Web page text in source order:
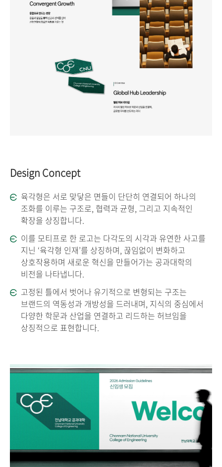
Design Concept
육각형은 서로 맞닿은 면들이 단단히 연결되어 하나의
조화를 이루는 구조로, 협력과 균형, 그리고 지속적인
확장을 상징합니다.
이를 모티프로 한 로고는 다각도의 시각과 유연한 사고를
지닌 ‘육각형 인재’를 상징하며, 끊임없이 변화하고
상호작용하며 새로운 혁신을 만들어가는 공과대학의
비전을 나타냅니다.
고정된 틀에서 벗어나 유기적으로 변형되는 구조는
브랜드의 역동성과 개방성을 드러내며, 지식의 중심에서
다양한 학문과 산업을 연결하고 리드하는 허브임을
상징적으로 표현합니다.